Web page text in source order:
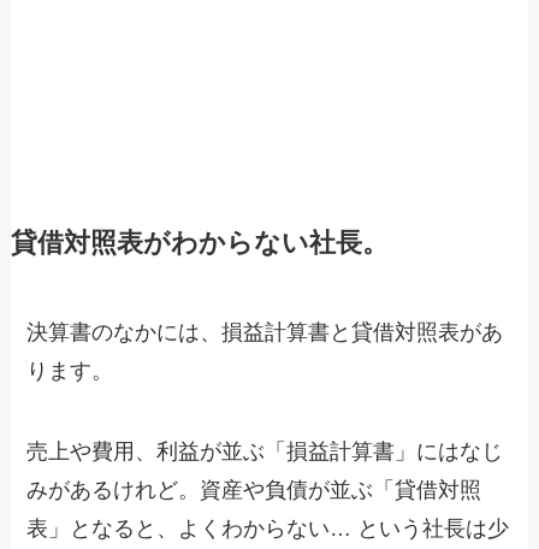
貸借対照表がわからない社長。
決算書のなかには、損益計算書と貸借対照表があ
ります。
売上や費用、利益が並ぶ「損益計算書」にはなじ
みがあるけれど。資産や負債が並ぶ「貸借対照
表」となると、よくわからない… という社長は少